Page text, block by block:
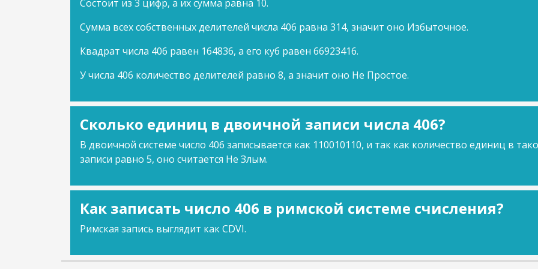
Состоит из 3 цифр, а их сумма равна 10.
Сумма всех собственных делителей числа 406 равна 314, значит оно Избыточное.
Квадрат числа 406 равен 164836, а его куб равен 66923416.
У числа 406 количество делителей равно 8, а значит оно Не Простое.
Сколько единиц в двоичной записи числа 406?
В двоичной системе число 406 записывается как 110010110, и так как количество единиц в
записи равно 5, оно считается Не Злым.
Как записать число 406 в римской системе счисления?
Римская запись выглядит как CDVI.